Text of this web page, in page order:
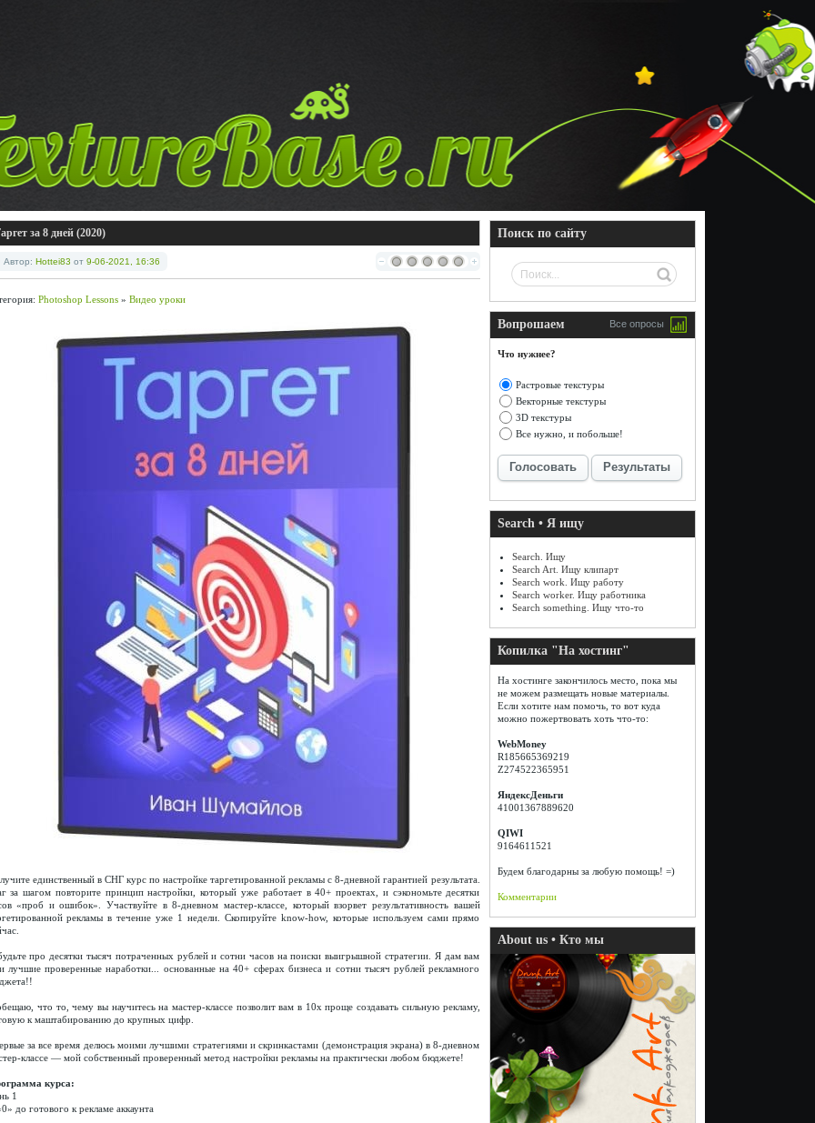
за 8 дней (2020)
Автор: Hottei83 от 9-06-2021, 16:36
Photoshop Lessons» Видео уроки
единственный в СНГ курс по настройке таргетированной рекламы с 8-дневной гарантией результата.
за шагом повторите принцип настройки, который уже работает в 40+ проектах, и сэкономьте десятки
«проб и ошибок». Участвуйте в 8-дневном мастер-классе, который взорвет результативность вашей
рекламы в течение уже 1 недели. Скопируйте know-how, которые используем сами прямо
про десятки тысяч потраченных рублей и сотни часов на поиски выигрышной стратегии. Я дам вам
лучшие проверенные наработки... основанные на 40+ сферах бизнеса и сотни тысяч рублей рекламного
что то, чему вы научитесь на мастер-классе позволит вам в 10х проще создавать сильную рекламу,
к маштабированию до крупных цифр.
за все время делюсь моими лучшими стратегиями и скринкастами (демонстрация экрана) в 8-дневном
классе — мой собственный проверенный метод настройки рекламы на практически любом бюджете!
курса:
1
до готового к рекламе аккаунта
Поиск по сайту
Вопрошаем Все опросы
Что нужнее?
Растровые текстуры
Векторные текстуры
3D текстуры
Все нужно, и побольше!
Голосовать Результаты
Search • Я ищу
Search. Ищу
Search Art. Ищу клипарт
Search work. Ищу работу
Search worker. Ищу работника
Search something. Ищу что-то
Копилка "На хостинг"
На хостинге закончилось место, пока мы
не можем размещать новые материалы.
Если хотите нам помочь, то вот куда
можно пожертвовать хоть что-то:
WebMoney
R185665369219
Z274522365951
ЯндексДеньги
41001367889620
QIWI
9164611521
Будем благодарны за любую помощь! =)
Комментарии
About us • Кто мы